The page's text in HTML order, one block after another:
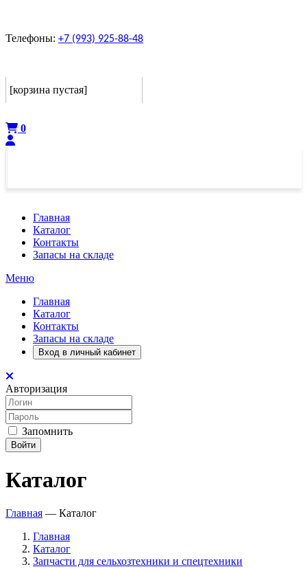
Телефоны: +7 (993) 925-88-48
[корзина пустая]
0
Главная
Каталог
Контакты
Запасы на складе
Меню
Главная
Каталог
Контакты
Запасы на складе
Вход в личный кабинет
Авторизация
Запомнить
Войти
Каталог
Главная — Каталог
Главная
Каталог
Запчасти для сельхозтехники и спецтехники